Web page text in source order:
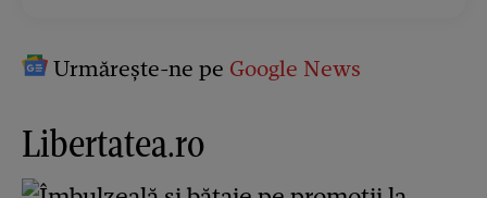
Urmărește-ne pe Google News
Libertatea.ro